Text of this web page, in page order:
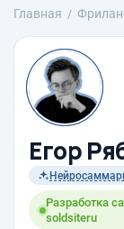
Главная
Егор
Разработка
soldsiteru